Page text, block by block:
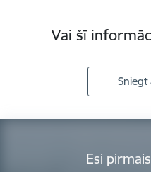
Vai šī
Sniegt
Esi